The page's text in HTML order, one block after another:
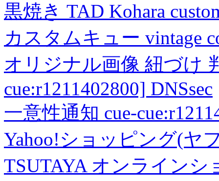
黒焼き TAD Kohara
カスタムキュー vintage
オリジナル画像 紐づけ
cue:r1211402800] DNSsec
一意性通知 cue-
Yahoo!ショッピング(ヤ
TSUTAYA オンラインシ